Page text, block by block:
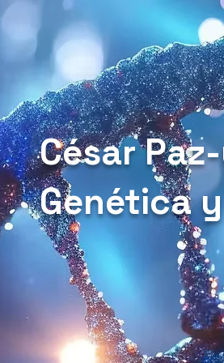
César
Genética